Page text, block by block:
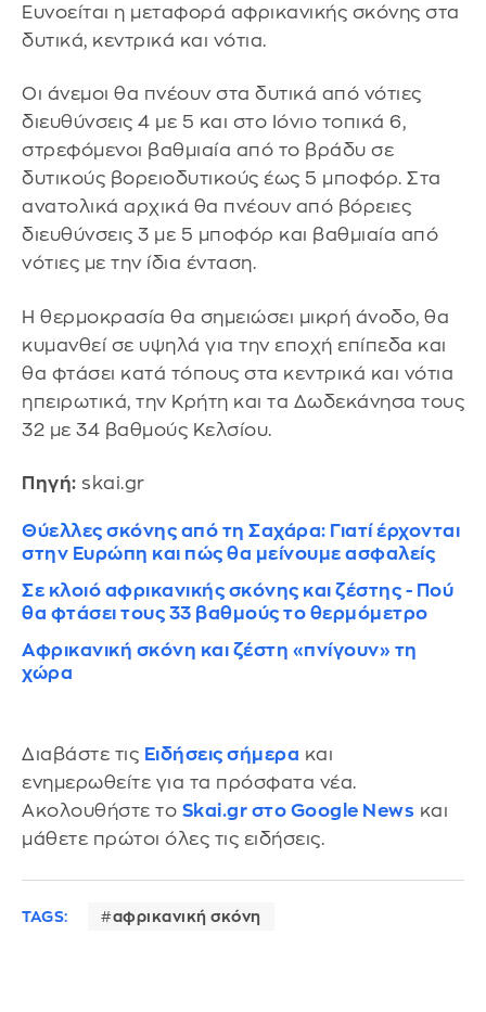
Ευνοείται η μεταφορά αφρικανικής σκόνης στα
δυτικά, κεντρικά και νότια.
Οι άνεμοι θα πνέουν στα δυτικά από νότιες
διευθύνσεις 4 με 5 και στο Ιόνιο τοπικά 6,
στρεφόμενοι βαθμιαία από το βράδυ σε
δυτικούς βορειοδυτικούς έως 5 μποφόρ. Στα
ανατολικά αρχικά θα πνέουν από βόρειες
διευθύνσεις 3 με 5 μποφόρ και βαθμιαία από
νότιες με την ίδια ένταση.
Η θερμοκρασία θα σημειώσει μικρή άνοδο, θα
κυμανθεί σε υψηλά για την εποχή επίπεδα και
θα φτάσει κατά τόπους στα κεντρικά και νότια
ηπειρωτικά, την Κρήτη και τα Δωδεκάνησα τους
32 με 34 βαθμούς Κελσίου.
Πηγή: skai.gr
Θύελλες σκόνης από τη Σαχάρα: Γιατί έρχονται
στην Ευρώπη και πώς θα μείνουμε ασφαλείς
Σε κλοιό αφρικανικής σκόνης και ζέστης - Πού
θα φτάσει τους 33 βαθμούς το θερμόμετρο
Αφρικανική σκόνη και ζέστη «πνίγουν» τη
χώρα
Διαβάστε τις Ειδήσεις σήμερα και
ενημερωθείτε για τα πρόσφατα νέα.
Ακολουθήστε το Skai.gr στο Google News και
μάθετε πρώτοι όλες τις ειδήσεις.
TAGS: αφρικανική σκόνη